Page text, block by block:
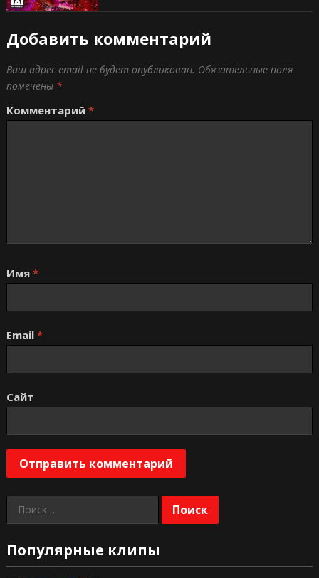
Добавить комментарий
Ваш адрес email не будет опубликован. Обязательные поля
помечены *
Комментарий *
Имя *
Email *
Сайт
Найти:
Популярные клипы